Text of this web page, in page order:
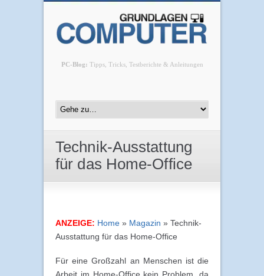
PC-Blog: Tipps, Tricks, Testberichte & Anleitungen
Technik-Ausstattung
für das Home-Office
ANZEIGE: Home » Magazin » Technik-
Ausstattung für das Home-Office
Für eine Großzahl an Menschen ist die